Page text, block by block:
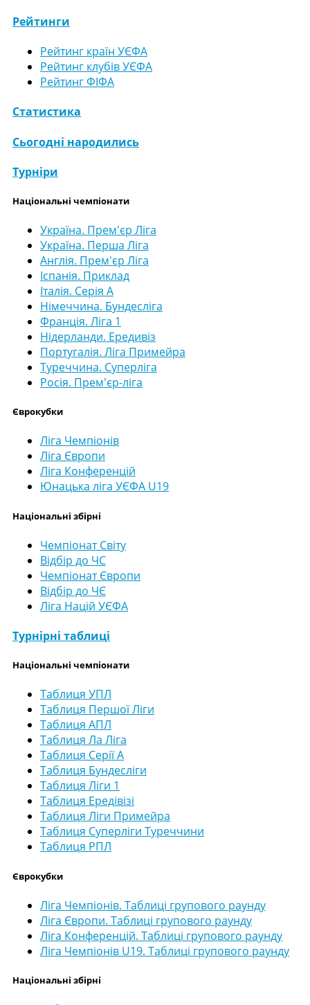
Рейтинги
Рейтинг країн УЄФА
Рейтинг клубів УЄФА
Рейтинг ФІФА
Статистика
Сьогодні народились
Турніри
Національні чемпіонати
Україна. Прем'єр Ліга
Україна. Перша Ліга
Англія. Прем'єр Ліга
Іспанія. Приклад
Італія. Серія А
Німеччина. Бундесліга
Франція. Ліга 1
Нідерланди. Ередивіз
Португалія. Ліга Примейра
Туреччина. Суперліга
Росія. Прем'єр-ліга
Єврокубки
Ліга Чемпіонів
Ліга Європи
Ліга Конференцій
Юнацька ліга УЄФА U19
Національні збірні
Чемпіонат Світу
Відбір до ЧС
Чемпіонат Європи
Відбір до ЧЄ
Ліга Націй УЄФА
Турнірні таблиці
Національні чемпіонати
Таблиця УПЛ
Таблиця Першої Ліги
Таблиця АПЛ
Таблиця Ла Ліга
Таблиця Серії А
Таблиця Бундесліги
Таблиця Ліги 1
Таблиця Ередівізі
Таблиця Ліги Примейра
Таблиця Суперліги Туреччини
Таблиця РПЛ
Єврокубки
Ліга Чемпіонів. Таблиці групового раунду
Ліга Європи. Таблиці групового раунду
Ліга Конференцій. Таблиці групового раунду
Ліга Чемпіонів U19. Таблиці групового раунду
Національні збірні